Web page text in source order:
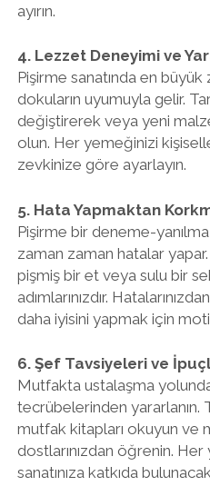
ayırın.
4. Lezzet Deneyimi ve
Pişirme sanatında en
dokuların uyumuyla gelir.
değiştirerek veya yeni
olun. Her yemeğinizi
zevkinize göre ayarlayın.
5. Hata Yapmaktan
Pişirme bir deneme-
zaman zaman hatalar yapar.
pişmiş bir et veya sulu bir
adımlarınızdır.
daha iyisini yapmak için
6. Şef Tavsiyeleri ve
Mutfakta ustalaşma
tecrübelerinden yararlanın.
mutfak kitapları okuyun ve
dostlarınızdan öğrenin.
sanatınıza katkıda